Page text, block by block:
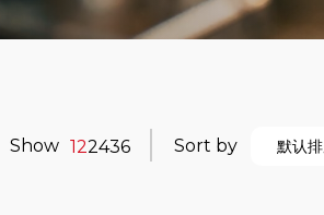
Show 122436 Sort by